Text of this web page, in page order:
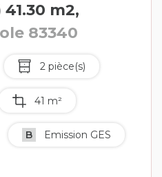
m2,
83340
2 pièce(s)
41 m²
B Emission GES